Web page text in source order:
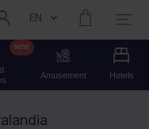
Current language:
EN
NEW
Amusement Hotels